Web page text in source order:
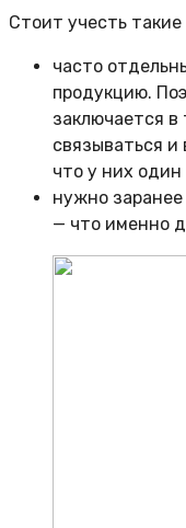
Стоит учесть
часто
продукцию.
заключается
связываться и
что у них
нужно
— что именно